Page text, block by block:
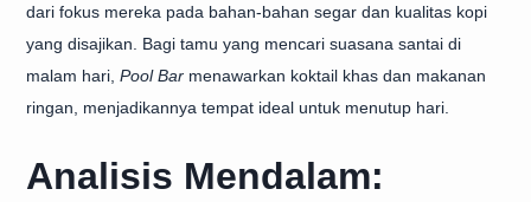
dari fokus mereka pada bahan-bahan segar dan kualitas kopi
yang disajikan. Bagi tamu yang mencari suasana santai di
malam hari, Pool Bar menawarkan koktail khas dan makanan
ringan, menjadikannya tempat ideal untuk menutup hari.
Analisis Mendalam: